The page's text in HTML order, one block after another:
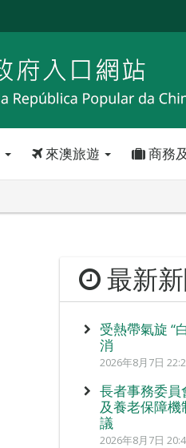
來澳旅遊 商務
最新
受熱帶氣旋 “
消
2026年8月7日
長者事務委
及養老保障
議
2026年8月7日